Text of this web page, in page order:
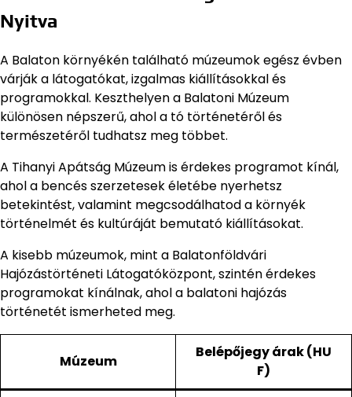
Nyitva
A Balaton környékén található múzeumok egész évben
várják a látogatókat, izgalmas kiállításokkal és
programokkal. Keszthelyen a Balatoni Múzeum
különösen népszerű, ahol a tó történetéről és
természetéről tudhatsz meg többet.
A Tihanyi Apátság Múzeum is érdekes programot kínál,
ahol a bencés szerzetesek életébe nyerhetsz
betekintést, valamint megcsodálhatod a környék
történelmét és kultúráját bemutató kiállításokat.
A kisebb múzeumok, mint a Balatonföldvári
Hajózástörténeti Látogatóközpont, szintén érdekes
programokat kínálnak, ahol a balatoni hajózás
történetét ismerheted meg.
Múzeum
Belépőjegy árak (HU
F)